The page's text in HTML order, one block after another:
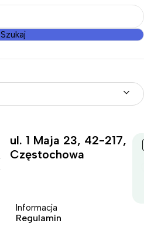
Szukaj
ul. 1 Maja 23, 42-217,
Częstochowa
Informacja
Regulamin